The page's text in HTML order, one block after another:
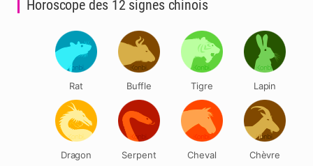
Horoscope des 12 signes chinois
Rat Buffle Tigre Lapin
Dragon Serpent Cheval Chèvre